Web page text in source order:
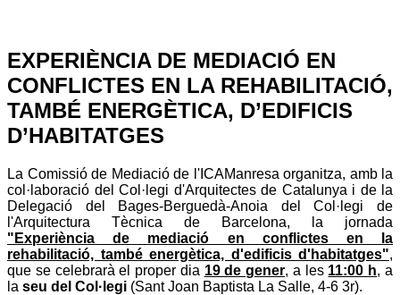
EXPERIÈNCIA DE MEDIACIÓ EN
CONFLICTES EN LA REHABILITACIÓ,
TAMBÉ ENERGÈTICA, D’EDIFICIS
D’HABITATGES
La Comissió de Mediació de l'ICAManresa organitza, amb la
col·laboració del Col·legi d'Arquitectes de Catalunya i de la
Delegació del Bages-Berguedà-Anoia del Col·legi de
l'Arquitectura Tècnica de Barcelona, la jornada
"Experiència de mediació en conflictes en la
rehabilitació, també energètica, d'edificis d'habitatges",
que se celebrarà el proper dia 19 de gener, a les 11:00 h, a
la seu del Col·legi (Sant Joan Baptista La Salle, 4-6 3r).